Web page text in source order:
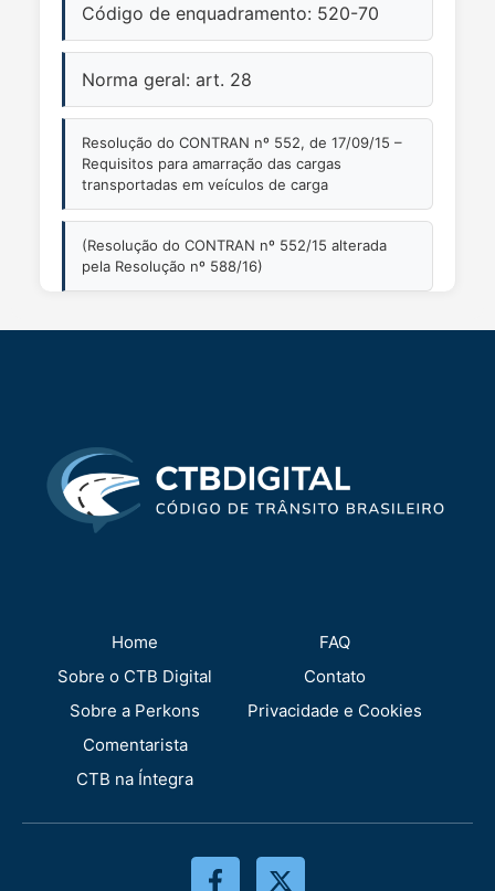
Código de enquadramento: 520-70
Norma geral: art. 28
Resolução do CONTRAN nº 552, de 17/09/15 –
Requisitos para amarração das cargas
transportadas em veículos de carga
(Resolução do CONTRAN nº 552/15 alterada
pela Resolução nº 588/16)
Home
Sobre o CTB Digital
Sobre a Perkons
Comentarista
CTB na Íntegra
FAQ
Contato
Privacidade e Cookies